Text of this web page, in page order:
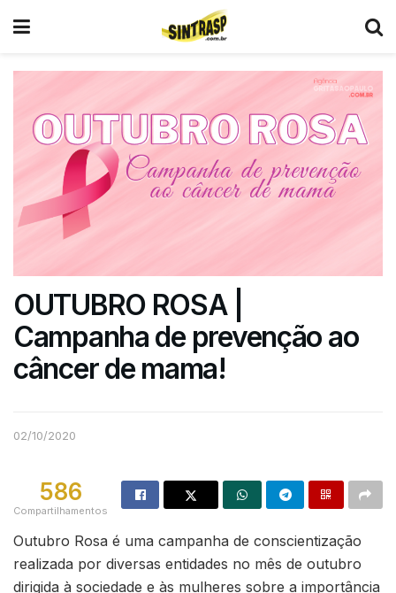
OUTUBRO ROSA |
Campanha de prevenção ao
câncer de mama!
02/10/2020
586
Compartilhamentos
Outubro Rosa é uma campanha de conscientização
realizada por diversas entidades no mês de outubro
dirigida à sociedade e às mulheres sobre a importância